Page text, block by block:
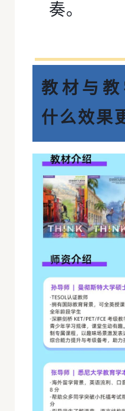
奏。
教材与
什么效果